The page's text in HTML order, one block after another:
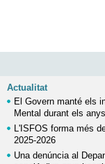
Actualitat
El Govern manté els
Mental durant els
L'ISFOS forma més
2025-2026
Una denúncia al